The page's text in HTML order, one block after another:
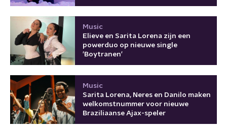
Music
Elieve en Sarita Lorena zijn een
powerduo op nieuwe single
'Boytranen'
Music
Sarita Lorena, Neres en Danilo maken
welkomstnummer voor nieuwe
Braziliaanse Ajax-speler